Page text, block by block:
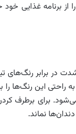
از برنامه غذایی
در برابر رنگ‌های
راحتی این رنگ‌ها
برای برطرف
نماند.